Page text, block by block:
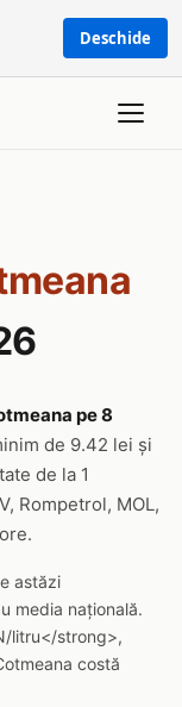
Deschide
pe 8
de 9.42 lei și
de la 1
Rompetrol, MOL,
astăzi
media națională.
litru</strong>,
costă